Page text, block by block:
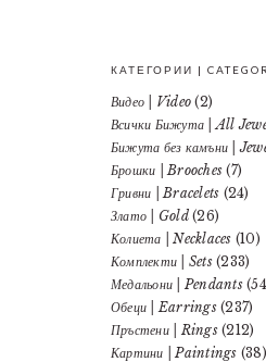
КАТЕГОРИИ |
Видео | Video (2)
Всички Бижута | All
Бижута без камъни |
Брошки | Brooches (7)
Гривни | Bracelets (24)
Злато | Gold(26)
Колиета | Necklaces (10)
Комплекти | Sets(233)
Медальони | Pendants
Обеци | Earrings(237)
Пръстени | Rings(212)
Картини | Paintings (38)